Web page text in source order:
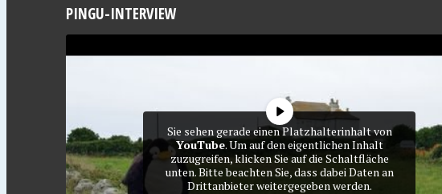
PINGU-INTERVIEW
Sie sehen gerade einen Platzhalterinhalt von
YouTube. Um auf den eigentlichen Inhalt
zuzugreifen, klicken Sie auf die Schaltfläche
unten. Bitte beachten Sie, dass dabei Daten an
Drittanbieter weitergegeben werden.